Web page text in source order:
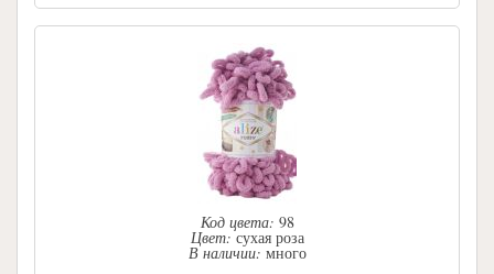
Код цвета: 98
Цвет:сухая роза
В наличии: много